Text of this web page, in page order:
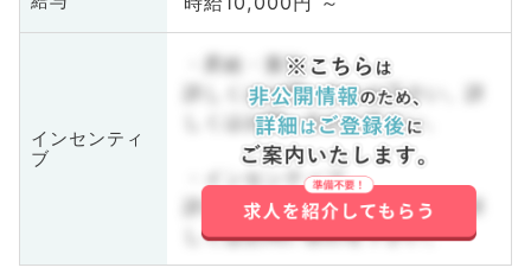
インセンティ
ブ
・昇給・賞与
詳しくはお問い合わせ下さい。詳
しくはお問い合わせ下さい。
・インセンティブ
詳しくはお問い合わせ下さい。詳
しくはお問い合わせ下さい。